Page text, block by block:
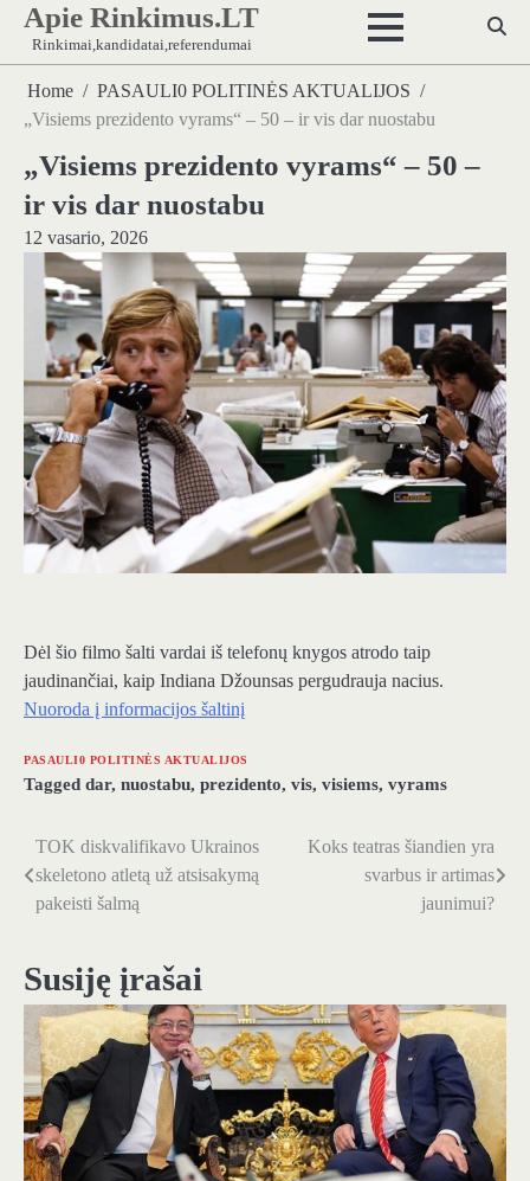
Skip
content
Apie Rinkimus.LT
Rinkimai,kandidatai,referendumai
Home
PASAULI0 POLITINĖS AKTUALIJOS
„Visiems prezidento vyrams“ – 50 – ir vis dar nuostabu
„Visiems prezidento vyrams“ – 50 –
ir vis dar nuostabu
12 vasario, 2026
Dėl šio filmo šalti vardai iš telefonų knygos atrodo taip
jaudinančiai, kaip Indiana Džounsas pergudrauja nacius.
Nuoroda į informacijos šaltinį
PASAULI0 POLITINĖS AKTUALIJOS
Tagged dar, nuostabu, prezidento, vis, visiems, vyrams
Navigacija
tarp
TOK diskvalifikavo Ukrainos
skeletono atletą už atsisakymą
pakeisti šalmą
Koks teatras šiandien yra
svarbus ir artimas
jaunimui?
Susiję įrašai